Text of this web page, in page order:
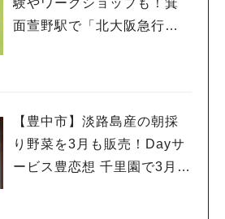
面萱野駅で「北大阪急行電
【豊中市】淡路島産の朝採
り野菜を3月も販売！Dayサ
ービス豊恋想 千里園で3月8